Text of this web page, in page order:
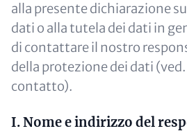
alla presente dichiarazione
dati o alla tutela dei dati in
di contattare il nostro
della protezione dei dati
contatto).
I. Nome e indirizzo del